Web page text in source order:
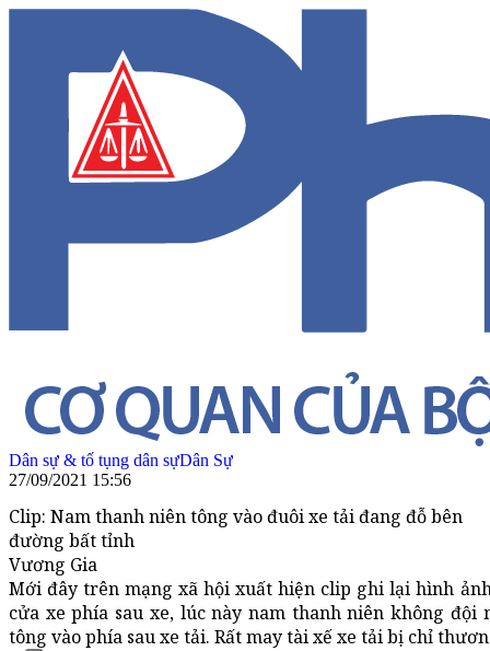
Dân sự & tố tụng dân sựDân Sự
27/09/2021 15:56
Clip: Nam thanh niên tông vào đuôi xe tải đang đỗ bên
đường bất tỉnh
Vương Gia
Mới đây trên mạng xã hội xuất hiện clip ghi lại hình
cửa xe phía sau xe, lúc này nam thanh niên không
tông vào phía sau xe tải. Rất may tài xế xe tải bị chỉ